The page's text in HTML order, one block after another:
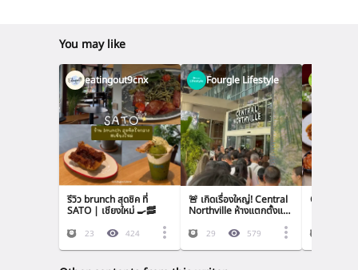
You may like
eatingout9cnx
รีวิว brunch สุดชิค ที่
SATO | เชียงใหม่ 🍳🥓
23 424
Fourgle Lifestyle
🚨 เกิดเรื่องใหญ่! Central
Northville ห้างแตกตั้งแต่
อะไรขึ้น ทำไมคนแน่นขนาดนี้
29 579
ChonSons